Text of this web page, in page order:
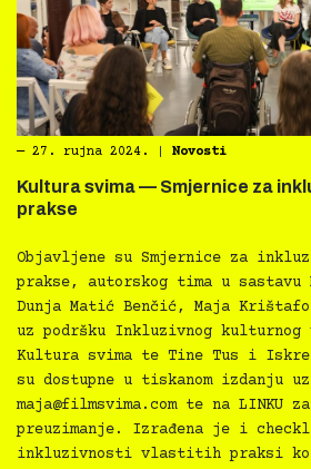
― 27. rujna 2024. Novosti
Kultura svima — Smjernice za
prakse
Objavljene su Smjernice za
prakse, autorskog tima u sastavu
Dunja Matić Benčić, Maja
uz podršku Inkluzivnog
Kultura svima te Tine Tus i Iskre
su dostupne u tiskanom izdanju
maja@filmsvima.comte na LINKU
preuzimanje. Izrađena je i
inkluzivnosti vlastitih praksi